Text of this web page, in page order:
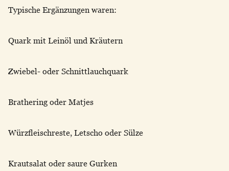
Typische Ergänzungen waren:
Quark mit Leinöl und Kräutern
Zwiebel- oder Schnittlauchquark
Brathering oder Matjes
Würzfleischreste, Letscho oder Sülze
Krautsalat oder saure Gurken